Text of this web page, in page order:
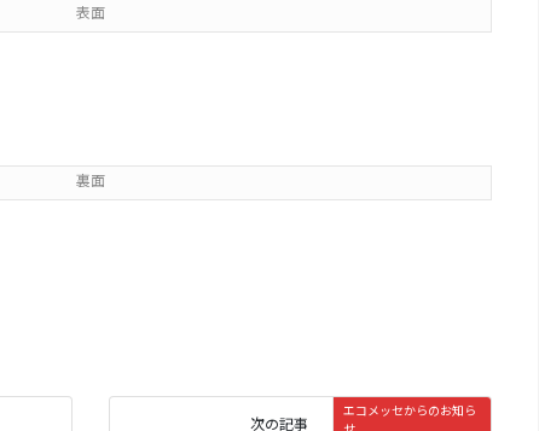
表面
裏面
エコメッセからのお知ら
次の記事